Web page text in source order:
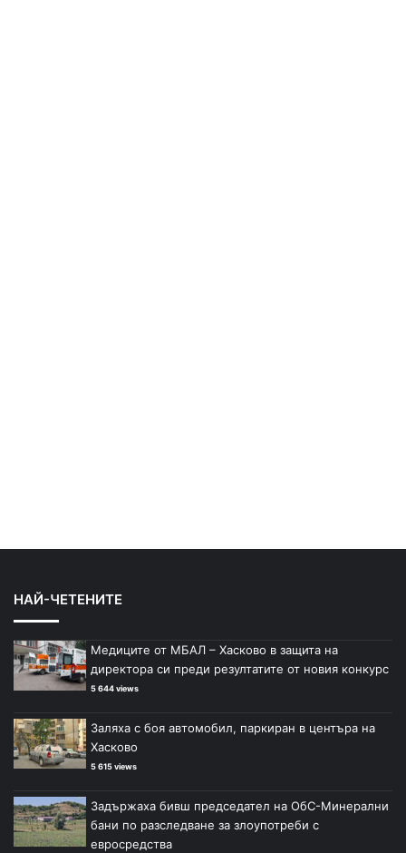
НАЙ-ЧЕТЕНИТЕ
Медиците от МБАЛ – Хасково в защита на
директора си преди резултатите от новия конкурс
5 644 views
Заляха с боя автомобил, паркиран в центъра на
Хасково
5 615 views
Задържаха бивш председател на ОбС-Минерални
бани по разследване за злоупотреби с
евросредства